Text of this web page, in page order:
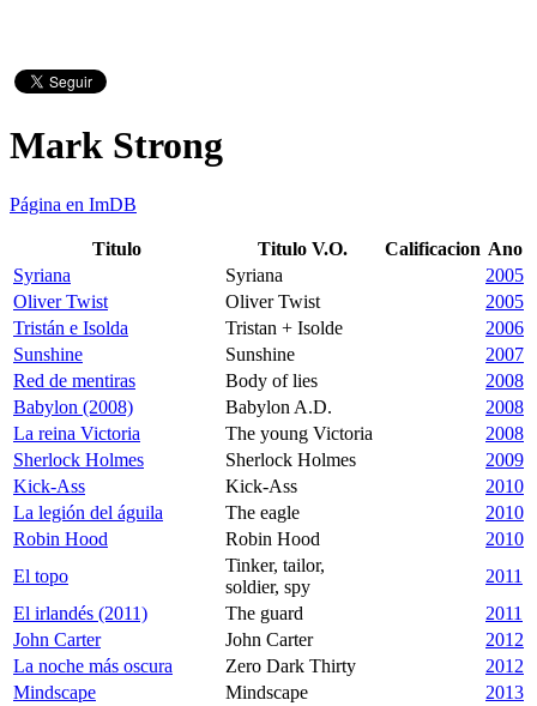
Mark Strong
Página en ImDB
Titulo Titulo V.O. Calificacion Ano
Syriana
Syriana
2005
Oliver Twist
Oliver Twist
2005
Tristán e Isolda
Tristan + Isolde
2006
Sunshine
Sunshine
2007
Red de mentiras
Body of lies
2008
Babylon (2008)
Babylon A.D.
2008
La reina Victoria
The young Victoria
2008
Sherlock Holmes
Sherlock Holmes
2009
Kick-Ass
Kick-Ass
2010
La legión del águila
The eagle
2010
Robin Hood
Robin Hood
2010
El topo
Tinker, tailor,
soldier, spy
2011
El irlandés (2011)
The guard
2011
John Carter
John Carter
2012
La noche más oscura
Zero Dark Thirty
2012
Mindscape
Mindscape
2013